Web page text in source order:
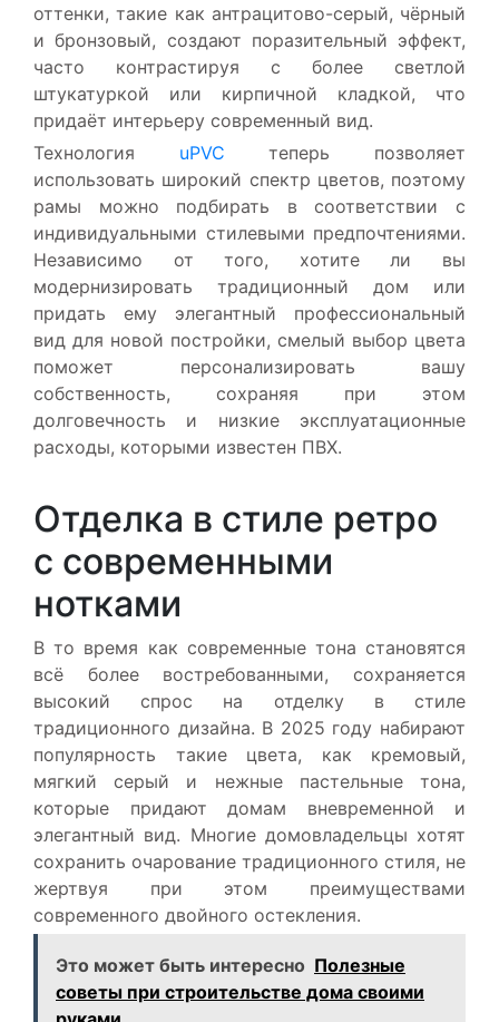
оттенки, такие как антрацитово-серый, чёрный
и бронзовый, создают поразительный эффект,
часто контрастируя с более светлой
штукатуркой или кирпичной кладкой, что
придаёт интерьеру современный вид.
Технология uPVC теперь позволяет
использовать широкий спектр цветов, поэтому
рамы можно подбирать в соответствии с
индивидуальными стилевыми предпочтениями.
Независимо от того, хотите ли вы
модернизировать традиционный дом или
придать ему элегантный профессиональный
вид для новой постройки, смелый выбор цвета
поможет персонализировать вашу
собственность, сохраняя при этом
долговечность и низкие эксплуатационные
расходы, которыми известен ПВХ.
Отделка в стиле ретро
с современными
нотками
В то время как современные тона становятся
всё более востребованными, сохраняется
высокий спрос на отделку в стиле
традиционного дизайна. В 2025 году набирают
популярность такие цвета, как кремовый,
мягкий серый и нежные пастельные тона,
которые придают домам вневременной и
элегантный вид. Многие домовладельцы хотят
сохранить очарование традиционного стиля, не
жертвуя при этом преимуществами
современного двойного остекления.
Это может быть интересно Полезные
советы при строительстве дома своими